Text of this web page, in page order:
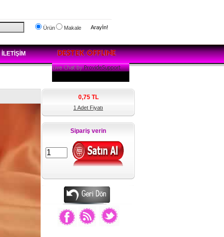
Ürün Makale Arayİn!
İLETİŞİM
0,75TL
1 Adet Fiyatı
Sipariş verin